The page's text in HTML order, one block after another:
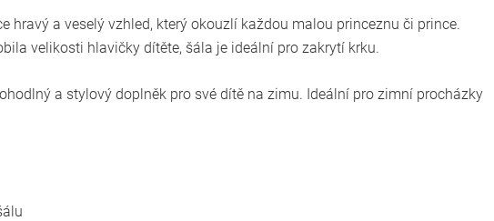
hravý a veselý vzhled, který okouzlí každou malou princeznu či prince.
velikosti hlavičky dítěte, šála je ideální pro zakrytí krku.
a stylový doplněk pro své dítě na zimu. Ideální pro zimní procházky